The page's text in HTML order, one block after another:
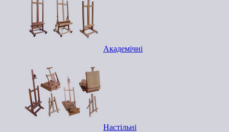
Академічні
Настільні